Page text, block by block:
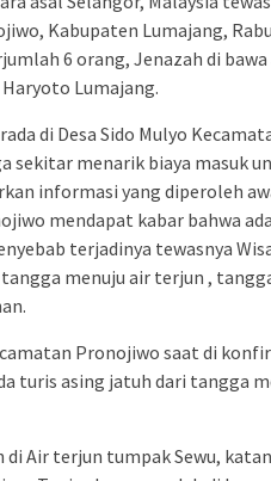
Kabupaten Lumajang,
6 orang, Jenazah di
Lumajang.
di Desa Sido Mulyo
sekitar menarik biaya masuk
informasi yang diperoleh
mendapat kabar bahwa
terjadinya tewasnya
menuju air terjun ,
Pronojiwo saat di
turis asing jatuh dari tangga
di Air terjun tumpak Sewu,